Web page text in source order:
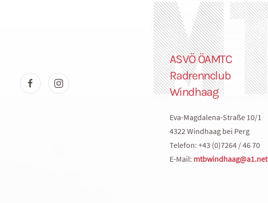
ASVÖ ÖAMTC
Radrennclub
Windhaag
Eva-Magdalena-Straße 10/1
4322 Windhaag bei Perg
Telefon: +43 (0)7264 / 46 70
E-Mail: mtbwindhaag@a1.net